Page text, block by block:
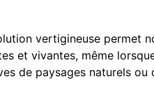
vertigineuse permet
et vivantes, même
de paysages naturels ou